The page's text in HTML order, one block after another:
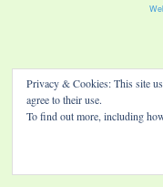
Privacy & Cookies: This site
agree to their use.
To find out more, including